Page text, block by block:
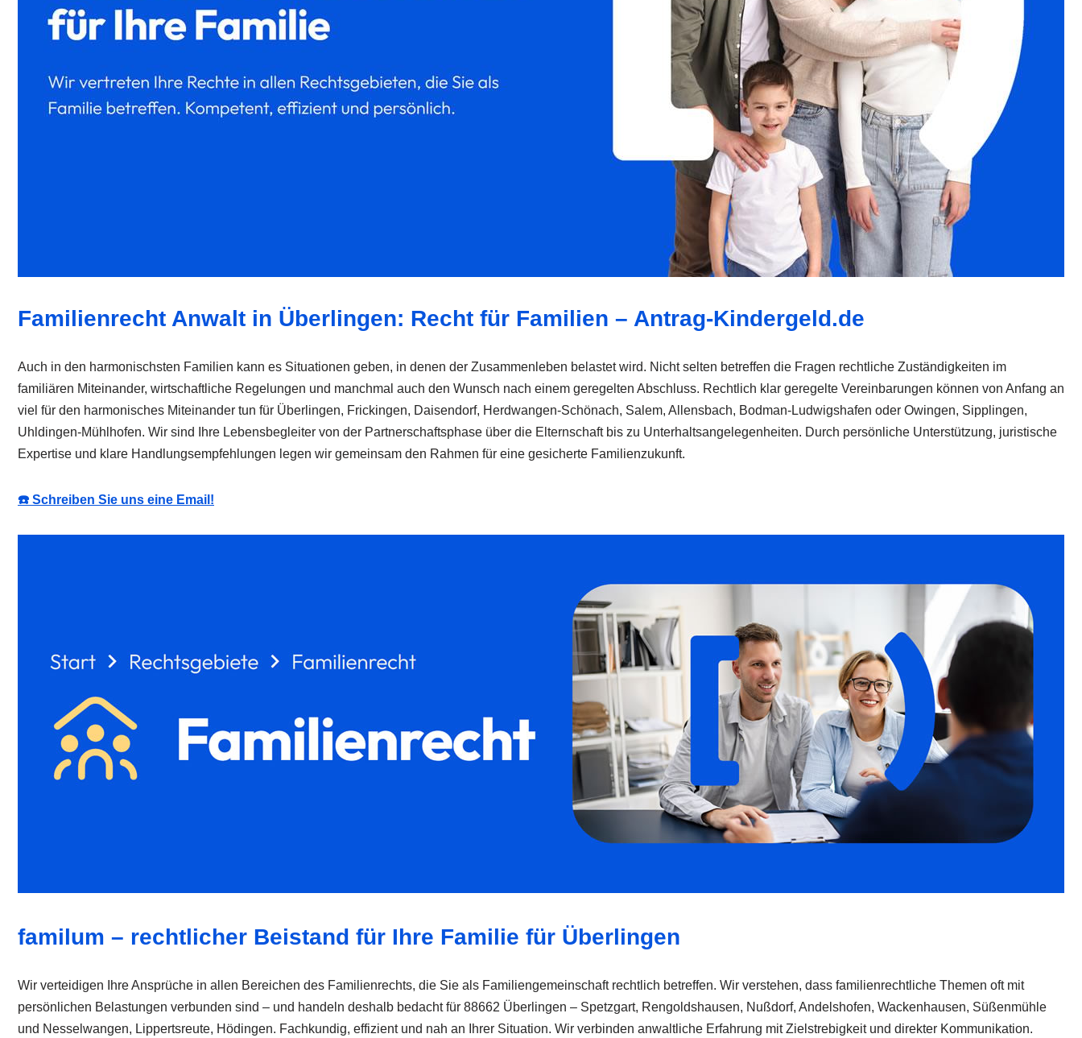
Familienrecht Anwalt in Überlingen: Recht für Familien – Antrag-Kindergeld.de
Auch in den harmonischsten Familien kann es Situationen geben, in denen der Zusammenleben belastet wird. Nicht selten betreffen die Fragen rechtliche Zuständigkeiten im
familiären Miteinander, wirtschaftliche Regelungen und manchmal auch den Wunsch nach einem geregelten Abschluss. Rechtlich klar geregelte Vereinbarungen können von Anfang an
viel für den harmonisches Miteinander tun für Überlingen, Frickingen, Daisendorf, Herdwangen-Schönach, Salem, Allensbach, Bodman-Ludwigshafen oder Owingen, Sipplingen,
Uhldingen-Mühlhofen. Wir sind Ihre Lebensbegleiter von der Partnerschaftsphase über die Elternschaft bis zu Unterhaltsangelegenheiten. Durch persönliche Unterstützung, juristische
Expertise und klare Handlungsempfehlungen legen wir gemeinsam den Rahmen für eine gesicherte Familienzukunft.
☎️ Schreiben Sie uns eine Email!
familum – rechtlicher Beistand für Ihre Familie für Überlingen
Wir verteidigen Ihre Ansprüche in allen Bereichen des Familienrechts, die Sie als Familiengemeinschaft rechtlich betreffen. Wir verstehen, dass familienrechtliche Themen oft mit
persönlichen Belastungen verbunden sind – und handeln deshalb bedacht für 88662 Überlingen – Spetzgart, Rengoldshausen, Nußdorf, Andelshofen, Wackenhausen, Süßenmühle
und Nesselwangen, Lippertsreute, Hödingen. Fachkundig, effizient und nah an Ihrer Situation. Wir verbinden anwaltliche Erfahrung mit Zielstrebigkeit und direkter Kommunikation.